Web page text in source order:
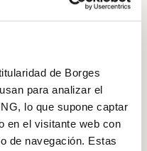
de Borges
para analizar el
lo que supone captar
en el visitante web con
de navegación. Estas